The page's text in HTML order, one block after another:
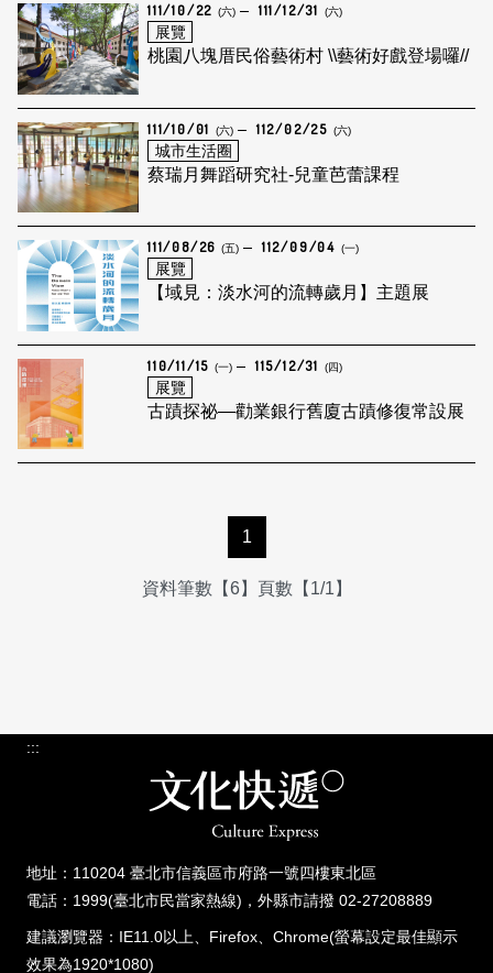
111/10/22 (六) 111/12/31 (六)
展覽
桃園八塊厝民俗藝術村 \\藝術好戲登場囉//
111/10/01 (六) 112/02/25 (六)
城市生活圈
蔡瑞月舞蹈研究社-兒童芭蕾課程
111/08/26 (五) 112/09/04 (一)
展覽
【域見：淡水河的流轉歲月】主題展
110/11/15 (一) 115/12/31 (四)
展覽
古蹟探祕—勸業銀行舊廈古蹟修復常設展
1
資料筆數【6】頁數【1/1】
:::
地址：110204 臺北市信義區市府路一號四樓東北區
電話：1999(臺北市民當家熱線)，外縣市請撥 02-27208889
建議瀏覽器：IE11.0以上、Firefox、Chrome(螢幕設定最佳顯示
效果為1920*1080)